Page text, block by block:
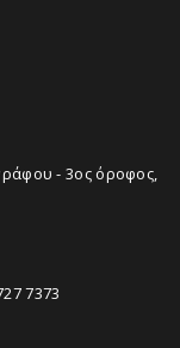
- 3ος όροφος,
7373